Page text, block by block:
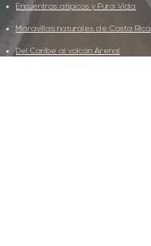
Encuentros atípicos y Pura Vida
Maravillas naturales de Costa Rica
Del Caribe al volcán Arenal